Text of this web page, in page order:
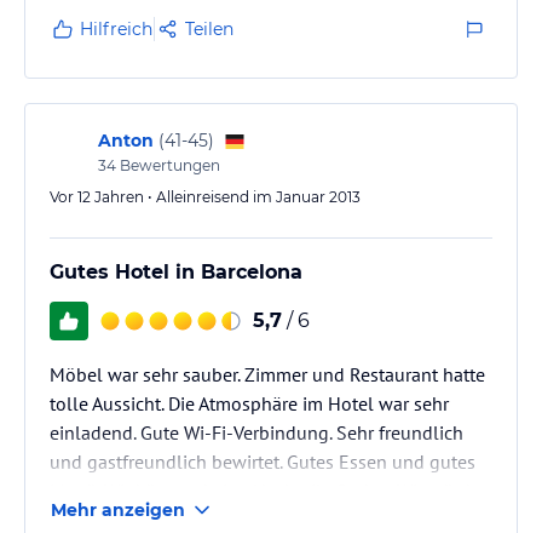
Hilfreich Teilen
Anton (41-45)
34 Bewertungen
Vor 12 Jahren • Alleinreisend im Januar 2013
Gutes Hotel in Barcelona
5,7 / 6
Möbel war sehr sauber. Zimmer und Restaurant hatte
tolle Aussicht. Die Atmosphäre im Hotel war sehr
einladend. Gute Wi-Fi-Verbindung. Sehr freundlich
und gastfreundlich bewirtet. Gutes Essen und gutes
auf jeden Fall wieder in diesem Hotel übernachten.
Mehr anzeigen